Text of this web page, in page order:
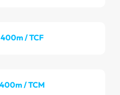
400m / TCF
400m / TCM